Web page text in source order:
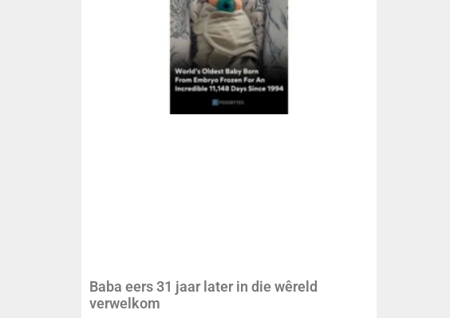
punte agter
Baba eers 31 jaar later in die wêreld
verwelkom